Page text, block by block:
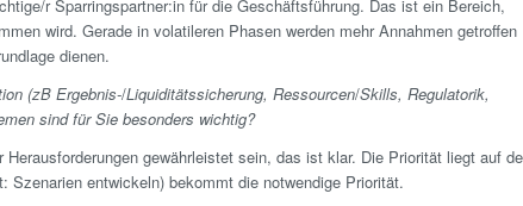
r Sparringsp­artner:in für die Geschäftsführung. Das ist ein Bereich,
wird. Gerade in volatileren Phasen werden mehr Annahmen getroffen
dienen.
(zB Ergebnis-/Liquiditäts­sicherung, Ressourcen/Skills, Regulatorik,
sind für Sie besonders wichtig?
gewährleistet sein, das ist klar. Die Priorität liegt auf
entwickeln) bekommt die notwendige Priorität.